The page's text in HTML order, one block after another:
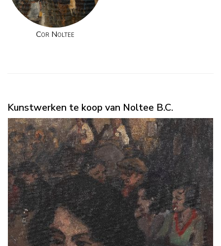
Cor Noltee
Kunstwerken te koop van Noltee B.C.